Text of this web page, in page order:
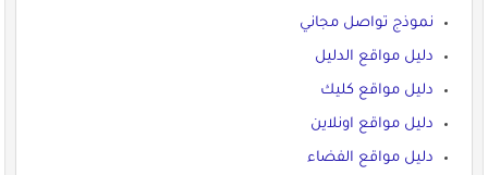
نموذج تواصل مجاني
دليل مواقع الدليل
دليل مواقع كليك
دليل مواقع اونلاين
دليل مواقع الفضاء